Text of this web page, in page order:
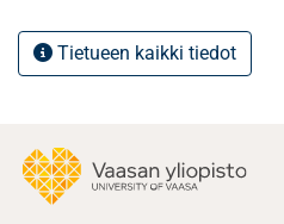
luotettava ja yhteistyöhön
Luottamus on yhteistyön
Kun yritys tuottaa toimintojaan
ulkopuolella, liiketoiminnan
Tietueen kaikki tiedot